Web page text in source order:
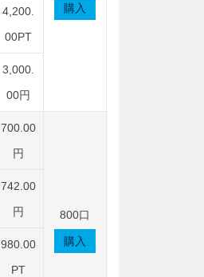
購入
4,200.
00PT
3,000.
00円
700.00
円
800口
購入
742.00
円
980.00
PT